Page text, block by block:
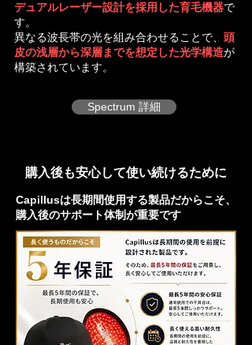
デュアルレーザー設計を採用した育毛機器で
す。
異なる波長帯の光を組み合わせることで、 頭
皮の浅層から深層までを想定した光学構造が
構築されています。
Spectrum 詳細
購入後も安心して使い続けるために
Capillusは長期間使用する製品だからこそ、
購入後のサポート体制が重要です